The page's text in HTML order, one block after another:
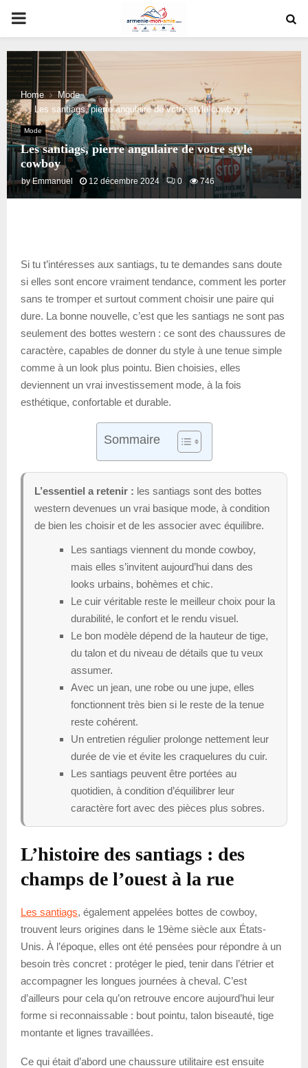
PRIMARY
MENU
Home
Mode
Les santiags, pierre angulaire de votre style cowboy
Mode
Les santiags, pierre angulaire de votre style
cowboy
byEmmanuel 12 décembre 2024 0 746
Si tu t’intéresses aux santiags, tu te demandes sans doute
si elles sont encore vraiment tendance, comment les porter
sans te tromper et surtout comment choisir une paire qui
dure. La bonne nouvelle, c’est que les santiags ne sont pas
seulement des bottes western : ce sont des chaussures de
caractère, capables de donner du style à une tenue simple
comme à un look plus pointu. Bien choisies, elles
deviennent un vrai investissement mode, à la fois
esthétique, confortable et durable.
Sommaire
L’essentiel a retenir : les santiags sont des bottes
western devenues un vrai basique mode, à condition
de bien les choisir et de les associer avec équilibre.
Les santiags viennent du monde cowboy,
mais elles s’invitent aujourd’hui dans des
looks urbains, bohèmes et chic.
Le cuir véritable reste le meilleur choix pour la
durabilité, le confort et le rendu visuel.
Le bon modèle dépend de la hauteur de tige,
du talon et du niveau de détails que tu veux
assumer.
Avec un jean, une robe ou une jupe, elles
fonctionnent très bien si le reste de la tenue
reste cohérent.
Un entretien régulier prolonge nettement leur
durée de vie et évite les craquelures du cuir.
Les santiags peuvent être portées au
quotidien, à condition d’équilibrer leur
caractère fort avec des pièces plus sobres.
L’histoire des santiags : des
champs de l’ouest à la rue
Les santiags, également appelées bottes de cowboy,
trouvent leurs origines dans le 19ème siècle aux États-
Unis. À l’époque, elles ont été pensées pour répondre à un
besoin très concret : protéger le pied, tenir dans l’étrier et
accompagner les longues journées à cheval. C’est
d’ailleurs pour cela qu’on retrouve encore aujourd’hui leur
forme si reconnaissable : bout pointu, talon biseauté, tige
montante et lignes travaillées.
Ce qui était d’abord une chaussure utilitaire est ensuite